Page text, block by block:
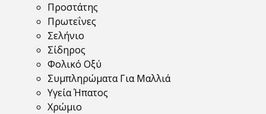
Προστάτης
Πρωτεΐνες
Σελήνιο
Σίδηρος
Φολικό Οξύ
Συμπληρώματα Για Μαλλιά
Υγεία Ήπατος
Χρώμιο